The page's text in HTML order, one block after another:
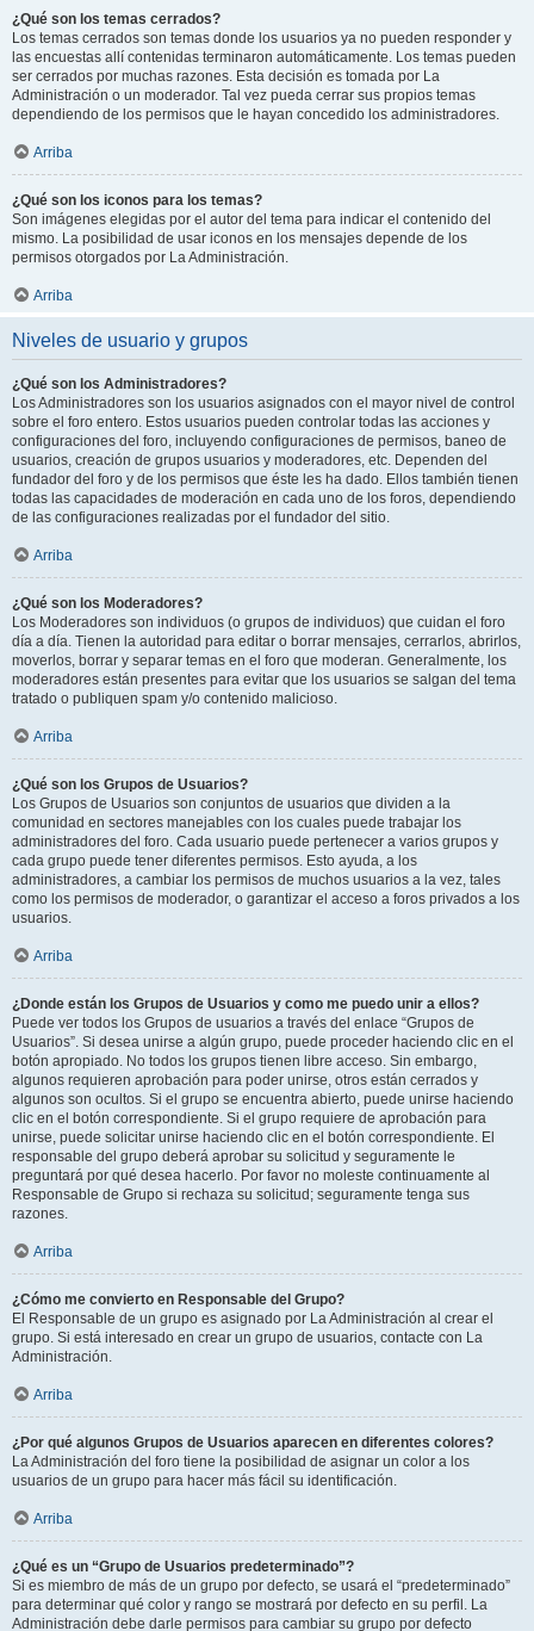
¿Qué son los temas cerrados?
Los temas cerrados son temas donde los usuarios ya no pueden responder y
las encuestas allí contenidas terminaron automáticamente. Los temas pueden
ser cerrados por muchas razones. Esta decisión es tomada por La
Administración o un moderador. Tal vez pueda cerrar sus propios temas
dependiendo de los permisos que le hayan concedido los administradores.
Arriba
¿Qué son los iconos para los temas?
Son imágenes elegidas por el autor del tema para indicar el contenido del
mismo. La posibilidad de usar iconos en los mensajes depende de los
permisos otorgados por La Administración.
Arriba
Niveles de usuario y grupos
¿Qué son los Administradores?
Los Administradores son los usuarios asignados con el mayor nivel de control
sobre el foro entero. Estos usuarios pueden controlar todas las acciones y
configuraciones del foro, incluyendo configuraciones de permisos, baneo de
usuarios, creación de grupos usuarios y moderadores, etc. Dependen del
fundador del foro y de los permisos que éste les ha dado. Ellos también tienen
todas las capacidades de moderación en cada uno de los foros, dependiendo
de las configuraciones realizadas por el fundador del sitio.
Arriba
¿Qué son los Moderadores?
Los Moderadores son individuos (o grupos de individuos) que cuidan el foro
día a día. Tienen la autoridad para editar o borrar mensajes, cerrarlos, abrirlos,
moverlos, borrar y separar temas en el foro que moderan. Generalmente, los
moderadores están presentes para evitar que los usuarios se salgan del tema
tratado o publiquen spam y/o contenido malicioso.
Arriba
¿Qué son los Grupos de Usuarios?
Los Grupos de Usuarios son conjuntos de usuarios que dividen a la
comunidad en sectores manejables con los cuales puede trabajar los
administradores del foro. Cada usuario puede pertenecer a varios grupos y
cada grupo puede tener diferentes permisos. Esto ayuda, a los
administradores, a cambiar los permisos de muchos usuarios a la vez, tales
como los permisos de moderador, o garantizar el acceso a foros privados a los
usuarios.
Arriba
¿Donde están los Grupos de Usuarios y como me puedo unir a ellos?
Puede ver todos los Grupos de usuarios a través del enlace “Grupos de
Usuarios”. Si desea unirse a algún grupo, puede proceder haciendo clic en el
botón apropiado. No todos los grupos tienen libre acceso. Sin embargo,
algunos requieren aprobación para poder unirse, otros están cerrados y
algunos son ocultos. Si el grupo se encuentra abierto, puede unirse haciendo
clic en el botón correspondiente. Si el grupo requiere de aprobación para
unirse, puede solicitar unirse haciendo clic en el botón correspondiente. El
responsable del grupo deberá aprobar su solicitud y seguramente le
preguntará por qué desea hacerlo. Por favor no moleste continuamente al
Responsable de Grupo si rechaza su solicitud; seguramente tenga sus
razones.
Arriba
¿Cómo me convierto en Responsable del Grupo?
El Responsable de un grupo es asignado por La Administración al crear el
grupo. Si está interesado en crear un grupo de usuarios, contacte con La
Administración.
Arriba
¿Por qué algunos Grupos de Usuarios aparecen en diferentes colores?
La Administración del foro tiene la posibilidad de asignar un color a los
usuarios de un grupo para hacer más fácil su identificación.
Arriba
¿Qué es un “Grupo de Usuarios predeterminado”?
Si es miembro de más de un grupo por defecto, se usará el “predeterminado”
para determinar qué color y rango se mostrará por defecto en su perfil. La
Administración debe darle permisos para cambiar su grupo por defecto